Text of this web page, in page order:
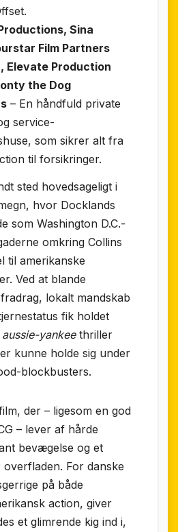
Sina
Film Partners
Elevate Production
the Dog
– En håndfuld private
service-
som sikrer alt fra
til forsikringer.
sted hovedsageligt i
hvor Docklands
som Washington D.C.-
omkring Collins
til amerikanske
Ved at blande
lokalt mandskab
fik holdet
aussie-yankeethriller
kunne holde sig under
blockbusters.
der – ligesom en god
– lever af hårde
bevægelse og et
For danske
på både
action, giver
et glimrende kig ind i,